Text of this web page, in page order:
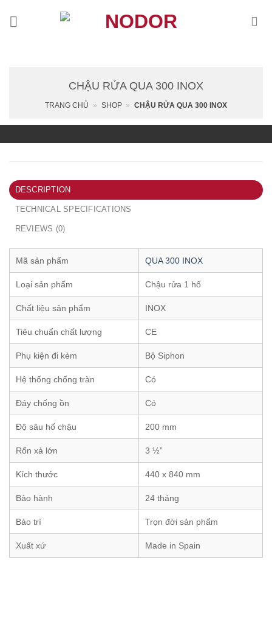
CHẬU RỬA QUA 300 INOX
TRANG CHỦ » SHOP » CHẬU RỬA QUA 300 INOX
DESCRIPTION
TECHNICAL SPECIFICATIONS
REVIEWS (0)
Mã sản phẩm QUA 300 INOX
Loại sản phẩm Chậu rửa 1 hố
Chất liệu sản phẩm INOX
Tiêu chuẩn chất lượng CE
Phụ kiện đi kèm Bộ Siphon
Hệ thống chống tràn Có
Đáy chống ồn Có
Độ sâu hố chậu 200 mm
Rốn xả lớn 3 ½”
Kích thước 440 x 840 mm
Bảo hành 24 tháng
Bảo trì Trọn đời sản phẩm
Xuất xứ Made in Spain